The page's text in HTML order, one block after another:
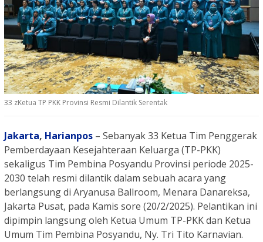
33 zKetua TP PKK Provinsi Resmi Dilantik Serentak
Jakarta, Harianpos – Sebanyak 33 Ketua Tim Penggerak
Pemberdayaan Kesejahteraan Keluarga (TP-PKK)
sekaligus Tim Pembina Posyandu Provinsi periode 2025-
2030 telah resmi dilantik dalam sebuah acara yang
berlangsung di Aryanusa Ballroom, Menara Danareksa,
Jakarta Pusat, pada Kamis sore (20/2/2025). Pelantikan ini
dipimpin langsung oleh Ketua Umum TP-PKK dan Ketua
Umum Tim Pembina Posyandu, Ny. Tri Tito Karnavian.